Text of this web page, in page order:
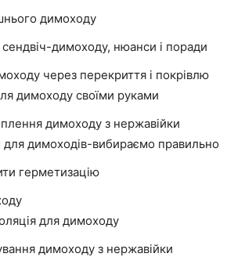
димоходу
димоходу, нюанси і поради
через перекриття і покрівлю
димоходу своїми руками
димоходу з нержавійки
для димоходів-вибираємо правильно
герметизацію
для димоходу
димоходу з нержавійки